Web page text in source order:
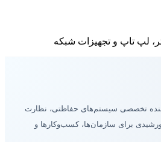
لپ تاپ و تجهیزات شبکه
تخصصی سیستم‌های حفاظتی، نظارت
برای سازمان‌ها، کسب‌وکارها و